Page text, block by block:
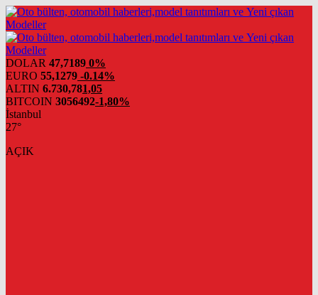
DOLAR 47,7189 0%
EURO 55,1279 -0.14%
ALTIN 6.730,781,05
BITCOIN 3056492-1,80%
İstanbul
27°
AÇIK